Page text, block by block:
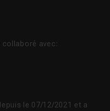
collaboré avec:
le 07/12/2021 et a